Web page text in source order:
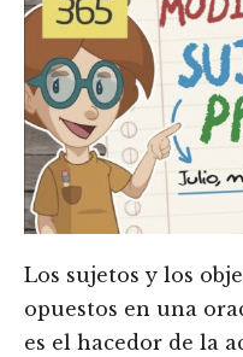
Los sujetos y los
opuestos en una
es el hacedor de la